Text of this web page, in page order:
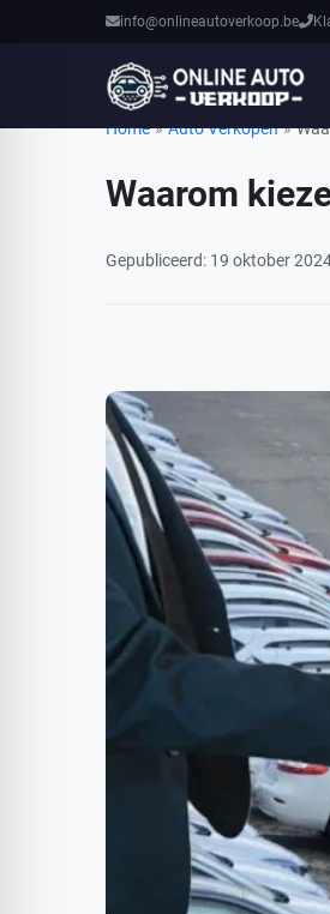
info@onlineautoverkoop.be
Home » Auto Verkopen »
Waarom
Gepubliceerd: 19 oktober